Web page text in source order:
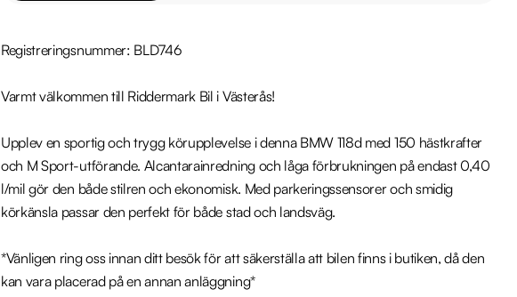
Registreringsnummer: BLD746
Varmt välkommen till Riddermark Bil i Västerås!
Upplev en sportig och trygg körupplevelse i denna BMW 118d med 150 hästkrafter
och M Sport-utförande. Alcantarainredning och låga förbrukningen på endast 0,40
l/mil gör den både stilren och ekonomisk. Med parkeringssensorer och smidig
körkänsla passar den perfekt för både stad och landsväg.
*Vänligen ring oss innan ditt besök för att säkerställa att bilen finns i butiken, då den
kan vara placerad på en annan anläggning*